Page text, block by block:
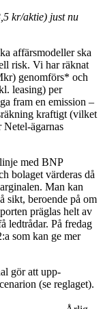
kr/aktie) just nu
affärsmodeller ska
risk. Vi har räknat
genomförs* och
leasing) per
fram en emission –
kraftigt (vilket
ägarnas
med BNP
bolaget värderas då
Man kan
sikt, beroende på om
präglas helt av
ledtrådar. På fredag
som kan ge mer
gör att upp-
(se reglaget).